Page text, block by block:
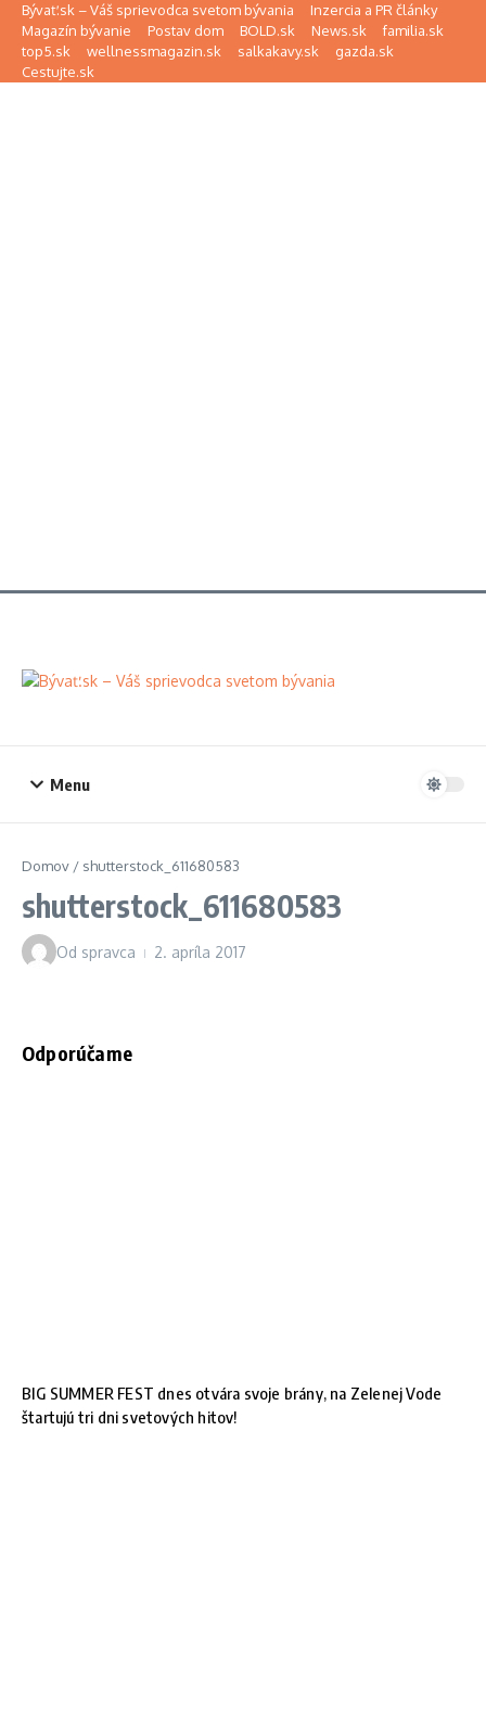
Preskočiť na obsah
Bývať.sk – Váš sprievodca svetom bývania
Inzercia a PR články
Magazín bývanie
Postav dom BOLD.sk News.sk
familia.sk
top5.sk
wellnessmagazin.sk salkakavy.sk
gazda.sk
Cestujte.sk
Menu
Domov / shutterstock_611680583
shutterstock_611680583
Od spravca 2. apríla 2017
Odporúčame
BIG SUMMER FEST dnes otvára svoje brány, na Zelenej Vode
štartujú tri dni svetových hitov!